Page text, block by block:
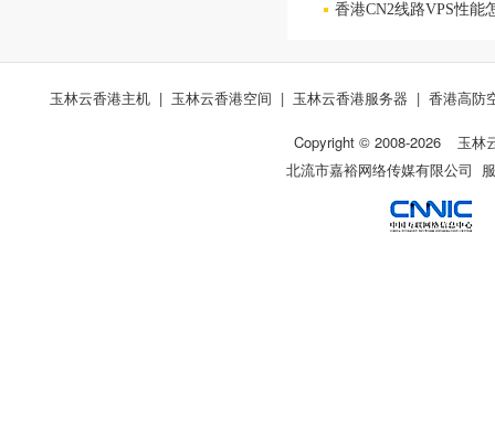
香港CN2线路VPS性能
玉林云香港主机 | 玉林云香港空间 | 玉林云香港服务器 | 香港高防
Copyright © 2008-2026
玉林
北流市嘉裕网络传媒有限公司